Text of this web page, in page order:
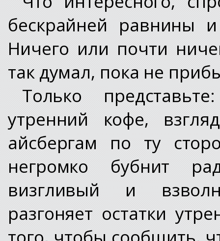
бескрайней равнины
Ничего или почти
так думал, пока не
Только
утренний кофе,
айсбергам по ту
негромко бубнит
визгливый и
разгоняет остатки